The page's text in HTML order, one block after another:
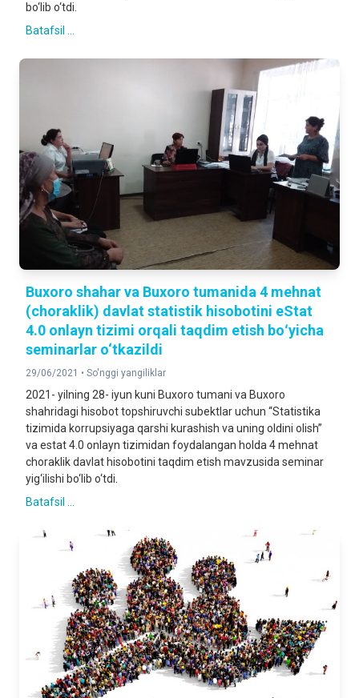
bo‘lib o‘tdi.
Batafsil ...
Buxoro shahar va Buxoro tumanida 4 mehnat
(choraklik) davlat statistik hisobotini eStat
4.0 onlayn tizimi orqali taqdim etish boʻyicha
seminarlar o‘tkazildi
29/06/2021 • So'nggi yangiliklar
2021- yilning 28- iyun kuni Buxoro tumani va Buxoro
shahridagi hisobot topshiruvchi subektlar uchun “Statistika
tizimida korrupsiyaga qarshi kurashish va uning oldini olish”
va estat 4.0 onlayn tizimidan foydalangan holda 4 mehnat
choraklik davlat hisobotini taqdim etish mavzusida seminar
yig‘ilishi bo‘lib o‘tdi.
Batafsil ...